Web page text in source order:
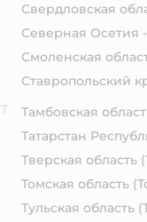
Свердловская
Северная Осетия
Смоленская
Ставропольский
Тамбовская
Татарстан
Тверская область
Томская область
Тульская область